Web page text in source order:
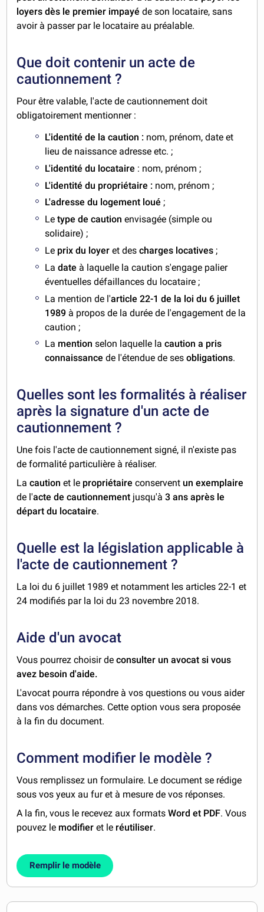
loyers dès le premier impayéde son locataire, sans
avoir à passer par le locataire au préalable.
Que doit contenir un acte de
cautionnement ?
Pour être valable, l'acte de cautionnement doit
obligatoirement mentionner :
L'identité de la caution : nom, prénom, date et
lieu de naissance adresse etc. ;
L'identité du locataire : nom, prénom ;
L'identité du propriétaire : nom, prénom ;
L'adresse du logement loué ;
Letype de caution envisagée (simple ou
solidaire) ;
Le prix du loyeret descharges locatives ;
Ladate à laquelle la caution s'engage palier
éventuelles défaillances du locataire ;
La mention de l'article 22-1 de la loi du 6 juillet
1989 à propos de la durée de l'engagement de la
caution ;
La mention selon laquelle lacaution a pris
connaissancede l'étendue de sesobligations.
Quelles sont les formalités à réaliser
après la signature d'un acte de
cautionnement ?
Une fois l'acte de cautionnement signé, il n'existe pas
de formalité particulière à réaliser.
La cautionet le propriétaire conservent un exemplaire
de l'acte de cautionnement jusqu'à 3 ans après le
départ du locataire.
Quelle est la législation applicable à
l'acte de cautionnement ?
La loi du 6 juillet 1989 et notamment les articles 22-1 et
24 modifiés par la loi du 23 novembre 2018.
Aide d'un avocat
Vous pourrez choisir deconsulter un avocat si vous
avez besoin d'aide.
L'avocat pourra répondre à vos questions ou vous aider
dans vos démarches. Cette option vous sera proposée
à la fin du document.
Comment modifier le modèle ?
Vous remplissez un formulaire. Le document se rédige
sous vos yeux au fur et à mesure de vos réponses.
A la fin, vous le recevez aux formatsWord et PDF. Vous
pouvez le modifier et le réutiliser.
Remplir le modèle